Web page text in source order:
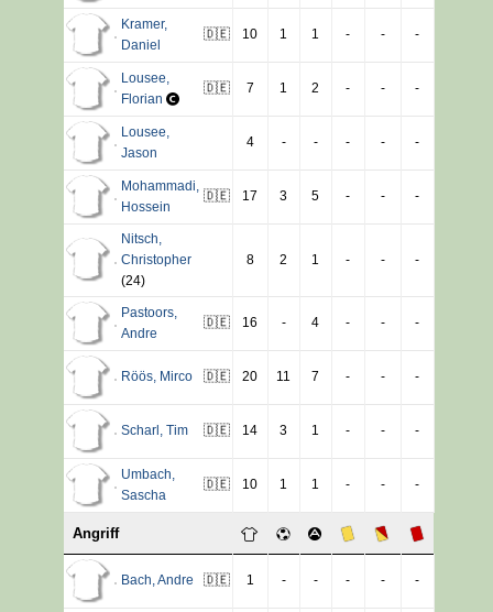
Kramer,
Daniel
🇩🇪 10 1 1 - - -
Lousee
Florian
🇩🇪 7 1 2 - - -
Lousee
Jason
4 - - - - -
Mohammadi
Hossein
🇩🇪 17 3 5 - - -
Nitsch
Christopher
(24)
8 2 1 - - -
Pastoors,
Andre
🇩🇪 16 - 4 - - -
Röös, Mirco 🇩🇪 20 11 7 - - -
Scharl Tim 🇩🇪 14 3 1 - - -
Umbach
Sascha
🇩🇪 10 1 1 - - -
Angriff
Bach Andre 🇩🇪 1 - - - - -